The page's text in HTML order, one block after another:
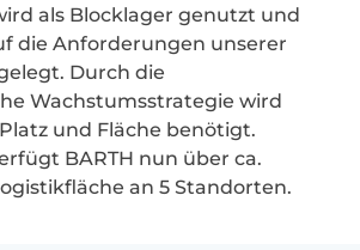
als Blocklager genutzt und
die Anforderungen unserer
Durch die
Wachstumsstrategie wird
und Fläche benötigt.
BARTH nun über ca.
an 5 Standorten.